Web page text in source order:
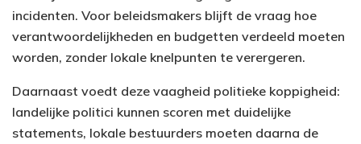
incidenten. Voor beleidsmakers blijft de vraag hoe
verantwoordelijkheden en budgetten verdeeld moeten
worden, zonder lokale knelpunten te verergeren.
Daarnaast voedt deze vaagheid politieke koppigheid:
landelijke politici kunnen scoren met duidelijke
statements, lokale bestuurders moeten daarna de